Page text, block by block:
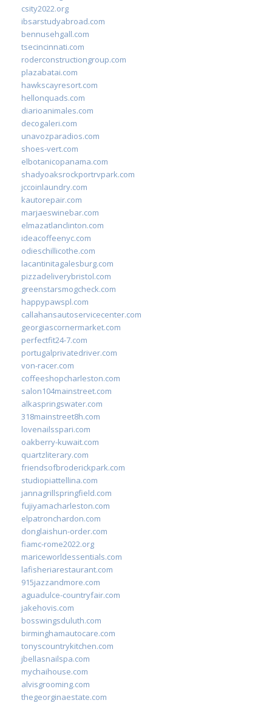
csity2022.org
ibsarstudyabroad.com
bennusehgall.com
tsecincinnati.com
roderconstructiongroup.com
plazabatai.com
hawkscayresort.com
hellonquads.com
diarioanimales.com
decogaleri.com
unavozparadios.com
shoes-vert.com
elbotanicopanama.com
shadyoaksrockportrvpark.com
jccoinlaundry.com
kautorepair.com
marjaeswinebar.com
elmazatlanclinton.com
ideacoffeenyc.com
odieschillicothe.com
lacantinitagalesburg.com
pizzadeliverybristol.com
greenstarsmogcheck.com
happypawspl.com
callahansautoservicecenter.com
georgiascornermarket.com
perfectfit24-7.com
portugalprivatedriver.com
von-racer.com
coffeeshopcharleston.com
salon104mainstreet.com
alkaspringswater.com
318mainstreet8h.com
lovenailsspari.com
oakberry-kuwait.com
quartzliterary.com
friendsofbroderickpark.com
studiopiattellina.com
jannagrillspringfield.com
fujiyamacharleston.com
elpatronchardon.com
donglaishun-order.com
fiamc-rome2022.org
mariceworldessentials.com
lafisheriarestaurant.com
915jazzandmore.com
aguadulce-countryfair.com
jakehovis.com
bosswingsduluth.com
birminghamautocare.com
tonyscountrykitchen.com
jbellasnailspa.com
mychaihouse.com
alvisgrooming.com
thegeorginaestate.com